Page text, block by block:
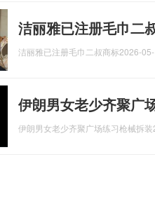
洁丽雅已注册毛巾二
洁丽雅已注册毛巾二叔商标2026-
伊朗男女老少齐聚广
伊朗男女老少齐聚广场练习枪械拆装